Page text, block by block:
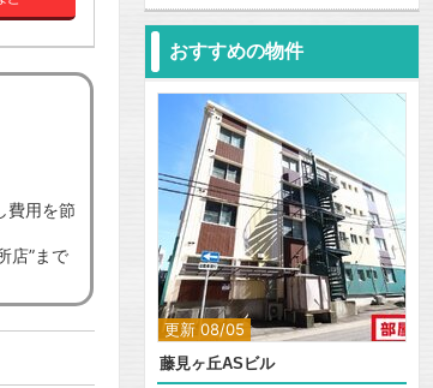
費用を節
店”まで
おすすめの物件
更新 08/05
藤見ヶ丘ASビル